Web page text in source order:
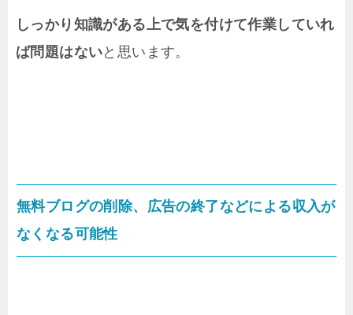
しっかり知識がある上で気を付けて作業していれ
ば問題はないと思います。
無料ブログの削除、広告の終了などによる収入が
なくなる可能性